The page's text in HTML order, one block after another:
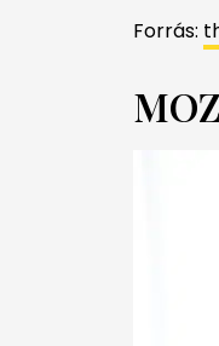
Forrás: